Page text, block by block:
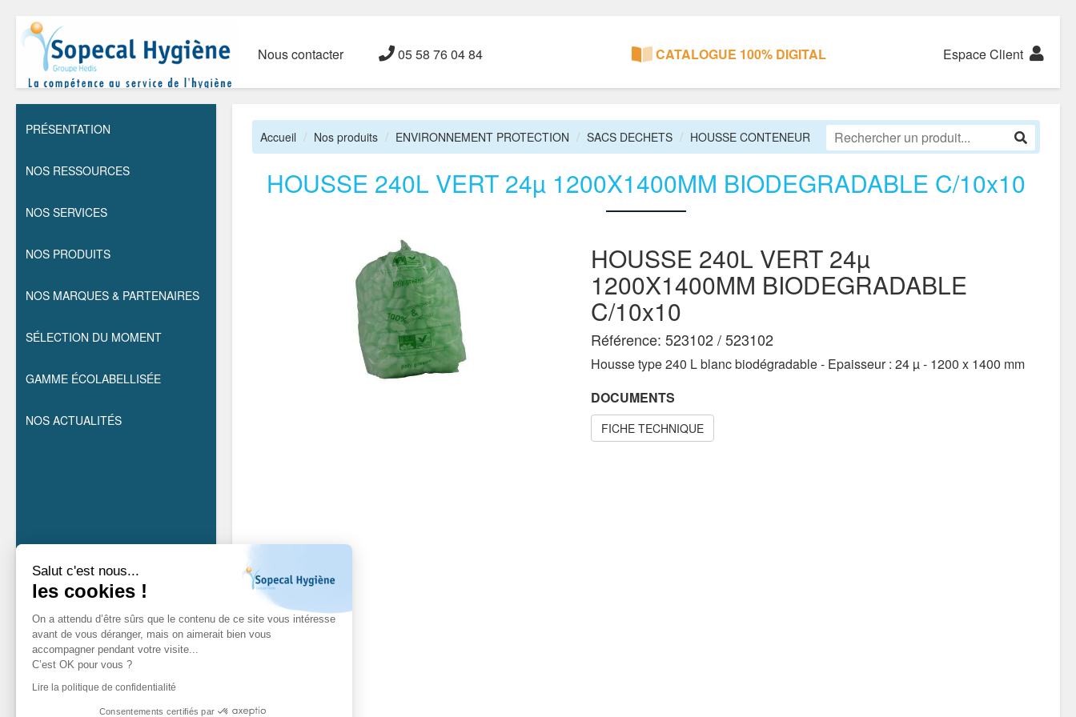
Salut c'est nous...
les cookies !
On a attendu d’être sûrs que le contenu de ce site vous intéresse
avant de vous déranger, mais on aimerait bien vous
accompagner pendant votre visite...
C’est OK pour vous ?
Lire la politique de confidentialité
Consentements certifiés par
Nous contacter 05 58 76 04 84 CATALOGUE 100% DIGITAL Espace Client
PRÉSENTATION
NOS RESSOURCES
NOS SERVICES
NOS PRODUITS
NOS MARQUES & PARTENAIRES
SÉLECTION DU MOMENT
GAMME ÉCOLABELLISÉE
NOS ACTUALITÉS
Accueil Nos produits ENVIRONNEMENT PROTECTION SACS DECHETS HOUSSE CONTENEUR
HOUSSE 240L VERT 24µ 1200X1400MM BIODEGRADABLE C/10x10
HOUSSE 240L VERT 24µ
1200X1400MM BIODEGRADABLE
C/10x10
Référence: 523102 / 523102
Housse type 240 L blanc biodégradable - Epaisseur : 24 µ - 1200 x 1400 mm
DOCUMENTS
FICHE TECHNIQUE